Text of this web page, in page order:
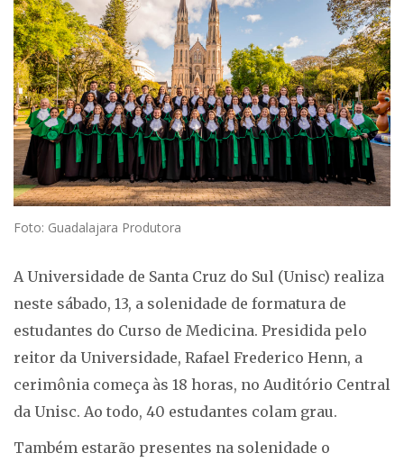
Foto: Guadalajara Produtora
A Universidade de Santa Cruz do Sul (Unisc) realiza
neste sábado, 13, a solenidade de formatura de
estudantes do Curso de Medicina. Presidida pelo
reitor da Universidade, Rafael Frederico Henn, a
cerimônia começa às 18 horas, no Auditório Central
da Unisc. Ao todo, 40 estudantes colam grau.
Também estarão presentes na solenidade o